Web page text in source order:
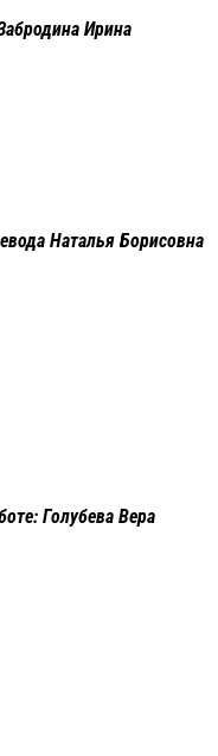
Ирина
Наталья Борисовна
Голубева Вера